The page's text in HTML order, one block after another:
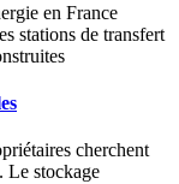
en France
stations de transfert
cherchent
Le stockage